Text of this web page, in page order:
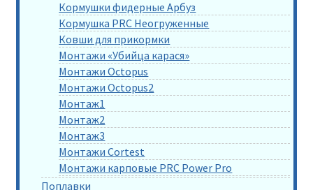
Кормушки фидерные Арбуз
Кормушка PRC Неогруженные
Ковши для прикормки
Монтажи «Убийца карася»
Монтажи Octopus
Монтажи Octopus2
Монтаж1
Монтаж2
Монтаж3
Монтажи Cortest
Монтажи карповые PRC Power Pro
Поплавки